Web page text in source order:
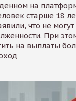
на
старше 18
что не
При
на выплаты